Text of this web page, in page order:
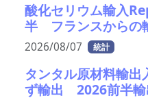
酸化セリウム輸入
半 フランスからの
2026/08/07 統計
タンタル原材料輸
ず輸出 2026前半輸